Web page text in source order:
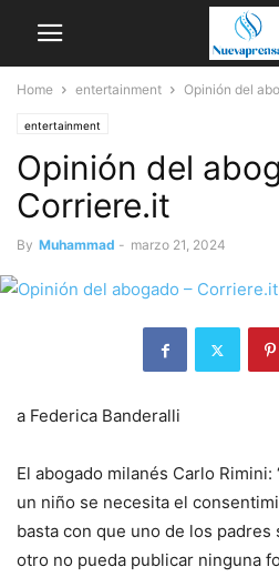
Home entertainment Opinión del
entertainment
Opinión del
Corriere.it
By Muhammad - marzo 21, 2024
a Federica Banderalli
El abogado milanés Carlo
un niño se necesita el
basta con que uno de los padres
otro no pueda publicar ninguna